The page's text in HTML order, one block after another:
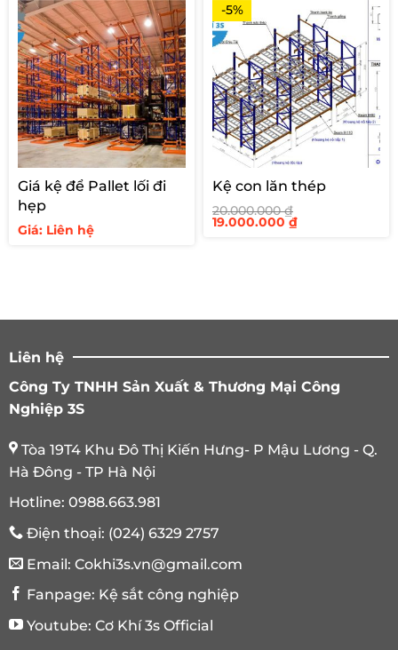
Giá kệ để Pallet lối đi
hẹp
Giá: Liên hệ
-5%
Kệ con lăn thép
20.000.000₫
Giá
19.000.000 ₫Giá
Liên hệ
Công Ty TNHH Sản Xuất & Thương Mại Công
Nghiệp 3S
Tòa 19T4 Khu Đô Thị Kiến Hưng- P Mậu Lương - Q.
Hà Đông - TP Hà Nội
Hotline: 0988.663.981
Điện thoại: (024) 6329 2757
Email: Cokhi3s.vn@gmail.com
Fanpage: Kệ sắt công nghiệp
Youtube: Cơ Khí 3s Official